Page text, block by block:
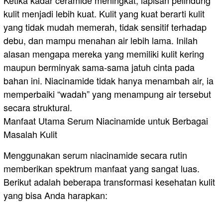
kulit menjadi lebih kuat. Kulit yang kuat berarti kulit
yang tidak mudah memerah, tidak sensitif terhadap
debu, dan mampu menahan air lebih lama. Inilah
alasan mengapa mereka yang memiliki kulit kering
maupun berminyak sama-sama jatuh cinta pada
bahan ini. Niacinamide tidak hanya menambah air, ia
memperbaiki “wadah” yang menampung air tersebut
secara struktural.
​Manfaat Utama Serum Niacinamide untuk Berbagai
Masalah Kulit
​Menggunakan serum niacinamide secara rutin
memberikan spektrum manfaat yang sangat luas.
Berikut adalah beberapa transformasi kesehatan kulit
yang bisa Anda harapkan: